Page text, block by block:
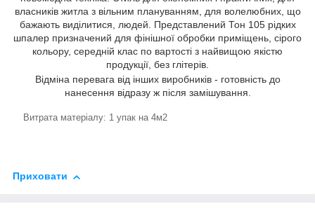
власників житла з вільним плануванням, для волелюбних, що
бажають виділитися, людей. Представлений Тон 105 рідких
шпалер призначений для фінішної обробки приміщень, сірого
кольору, середній клас по вартості з найвищою якістю
продукції, без глітерів.
Відміна перевага від інших виробників - готовність до
нанесення відразу ж після замішування.
Витрата матеріалу: 1 упак на 4м2
Приховати